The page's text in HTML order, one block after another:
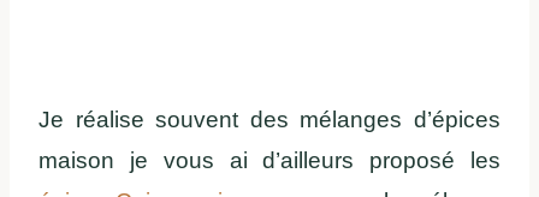
Je réalise souvent des mélanges d’épices
maison je vous ai d’ailleurs proposé les